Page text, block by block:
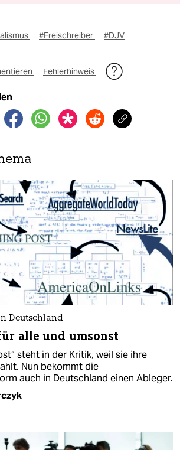
#Freischreiber #DJV
Fehlerhinweis
Deutschland
alle und umsonst
steht in der Kritik, weil sie ihre
Nun bekommt die
auch in Deutschland einen Ableger.